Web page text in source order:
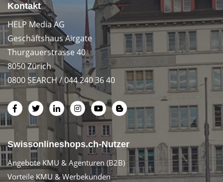
Kontakt
HELP Media AG
Geschäftshaus Airgate
Thurgauerstrasse 40
8050 Zürich
0800 SEARCH / 044 240 36 40
Swissonlineshops.ch-Nutzer
Angebote KMU & Agenturen (B2B)
Vorteile KMU & Werbekunden